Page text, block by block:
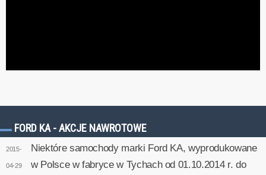
FORD KA - AKCJE NAWROTOWE
2015-
04-29
Niektóre samochody marki Ford KA, wyprodukowane
w Polsce w fabryce w Tychach od 01.10.2014 r. do